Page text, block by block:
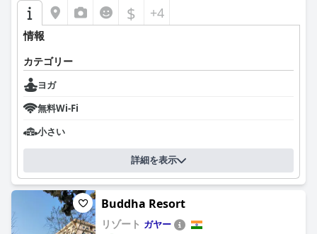
$ +4
情報
カテゴリー
ヨガ
無料Wi-Fi
小さい
詳細を表示
Buddha Resort
リゾート ガヤー